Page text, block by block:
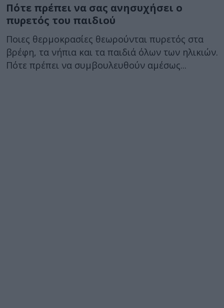
Πότε πρέπει να σας ανησυχήσει ο
πυρετός του παιδιού
Ποιες θερμοκρασίες θεωρούνται πυρετός στα
βρέφη, τα νήπια και τα παιδιά όλων των ηλικιών.
Πότε πρέπει να συμβουλευθούν αμέσως...